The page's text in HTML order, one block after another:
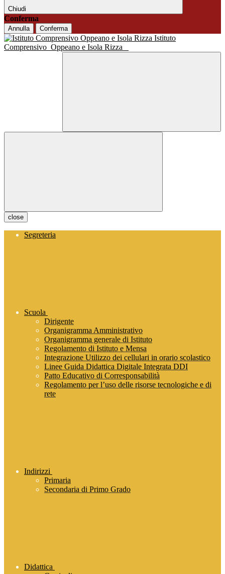
Chiudi
Conferma
Annulla Conferma
Istituto
Comprensivo Oppeano e Isola Rizza
close
Segreteria
Scuola
Dirigente
Organigramma Amministrativo
Organigramma generale di Istituto
Regolamento di Istituto e Mensa
Integrazione Utilizzo dei cellulari in orario scolastico
Linee Guida Didattica Digitale Integrata DDI
Patto Educativo di Corresponsabilità
Regolamento per l’uso delle risorse tecnologiche e di
rete
Indirizzi
Primaria
Secondaria di Primo Grado
Didattica